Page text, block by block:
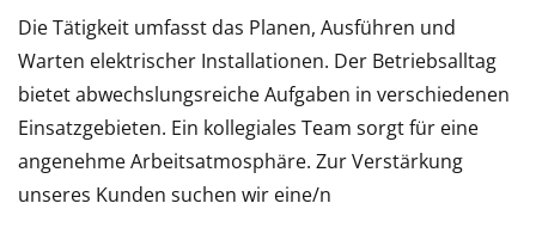
Die Tätigkeit umfasst das Planen, Ausführen und
Warten elektrischer Installationen. Der Betriebsalltag
bietet abwechslungsreiche Aufgaben in verschiedenen
Einsatzgebieten. Ein kollegiales Team sorgt für eine
angenehme Arbeitsatmosphäre. Zur Verstärkung
unseres Kunden suchen wir eine/n